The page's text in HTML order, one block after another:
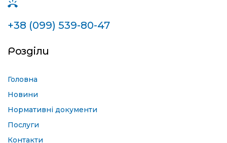
+38 (099) 539-80-47
Розділи
Головна
Новини
Нормативні документи
Послуги
Контакти